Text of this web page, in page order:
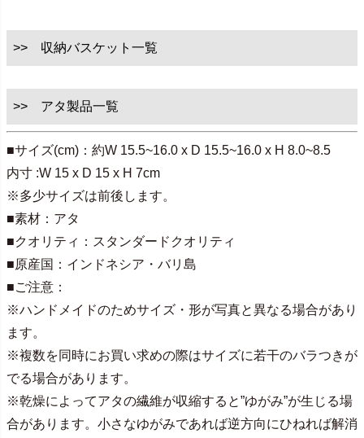
>> 収納バスケット一覧
>> アタ製品一覧
■サイズ(cm)：約W 15.5~16.0 x D 15.5~16.0 x H 8.0~8.5
内寸 :W 15 x D 15 x H 7cm
※多少サイズは前後します。
■素材：アタ
■クオリティ：スタンダードクオリティ
■原産国：インドネシア・バリ島
■ご注意：
※ハンドメイドのためサイズ・形が写真と異なる場合があり
ます。
※複数を同時にお買い求めの際はサイズに若干のバラつきが
でる場合があります。
※乾燥によってアタの繊維が収縮すると”ゆがみ”が生じる場
合があります。小さなゆがみであれば逆方向にひねれば解消